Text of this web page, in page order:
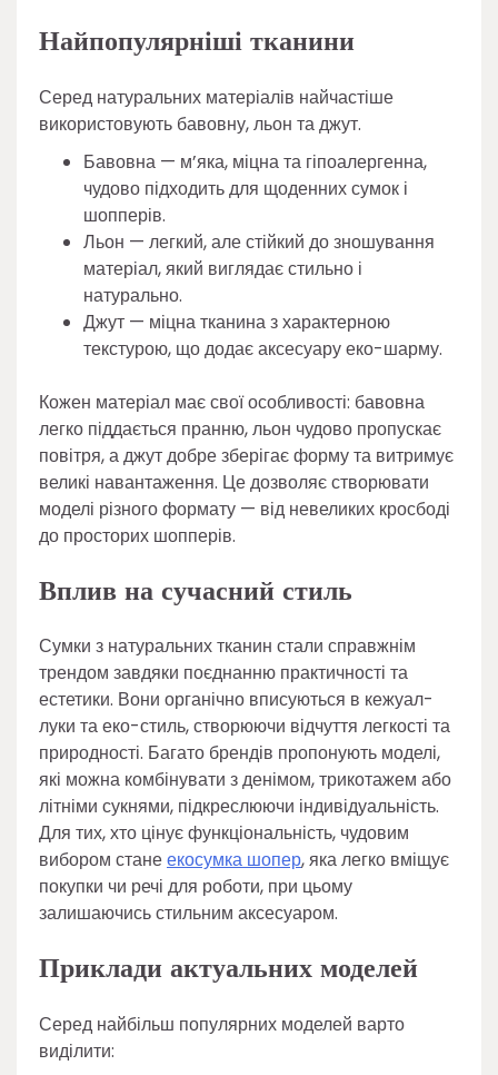
Найпопулярніші тканини
Серед натуральних матеріалів найчастіше
використовують бавовну, льон та джут.
Бавовна — м’яка, міцна та гіпоалергенна,
чудово підходить для щоденних сумок і
шопперів.
Льон — легкий, але стійкий до зношування
матеріал, який виглядає стильно і
натурально.
Джут — міцна тканина з характерною
текстурою, що додає аксесуару еко-шарму.
Кожен матеріал має свої особливості: бавовна
легко піддається пранню, льон чудово пропускає
повітря, а джут добре зберігає форму та витримує
великі навантаження. Це дозволяє створювати
моделі різного формату — від невеликих кросбоді
до просторих шопперів.
Вплив на сучасний стиль
Сумки з натуральних тканин стали справжнім
трендом завдяки поєднанню практичності та
естетики. Вони органічно вписуються в кежуал-
луки та еко-стиль, створюючи відчуття легкості та
природності. Багато брендів пропонують моделі,
які можна комбінувати з денімом, трикотажем або
літніми сукнями, підкреслюючи індивідуальність.
Для тих, хто цінує функціональність, чудовим
вибором станеекосумка шопер, яка легко вміщує
покупки чи речі для роботи, при цьому
залишаючись стильним аксесуаром.
Приклади актуальних моделей
Серед найбільш популярних моделей варто
виділити: